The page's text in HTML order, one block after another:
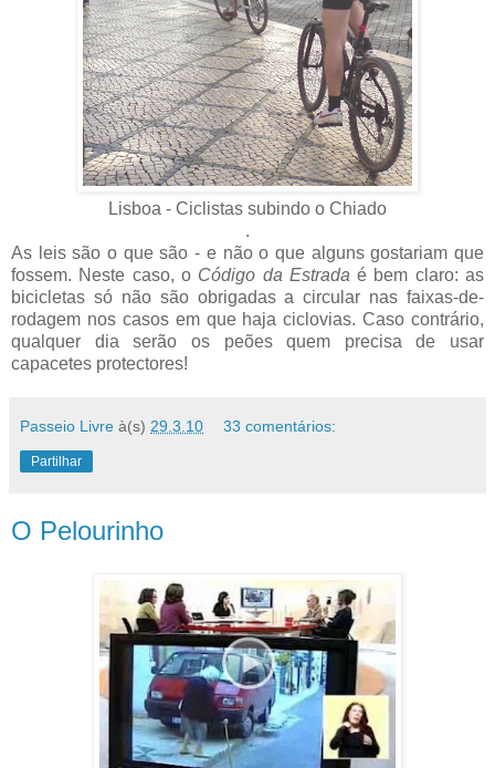
Lisboa - Ciclistas subindo o Chiado
.
As leis são o que são - e não o que alguns gostariam que
fossem. Neste caso, o Código da Estrada é bem claro: as
bicicletas só não são obrigadas a circular nas faixas-de-
rodagem nos casos em que haja ciclovias. Caso contrário,
qualquer dia serão os peões quem precisa de usar
capacetes protectores!
Passeio Livre à(s) 29.3.10 33 comentários:
Partilhar
O Pelourinho